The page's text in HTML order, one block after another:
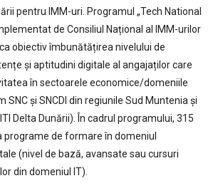
pentru IMM-uri. Programul „Tech National
de Consiliul Național al IMM-urilor
obiectiv îmbunătățirea nivelului de
și aptitudini digitale al angajaților care
în sectoarele economice/domeniile
și SNCDI din regiunile Sud Muntenia și
Delta Dunării). În cadrul programului, 315
programe de formare în domeniul
(nivel de bază, avansate sau cursuri
din domeniul IT).